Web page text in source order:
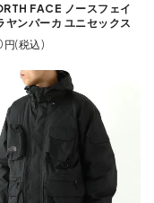
FACE ノースフェイ
ヤンパーカ ユニセックス
(税込)